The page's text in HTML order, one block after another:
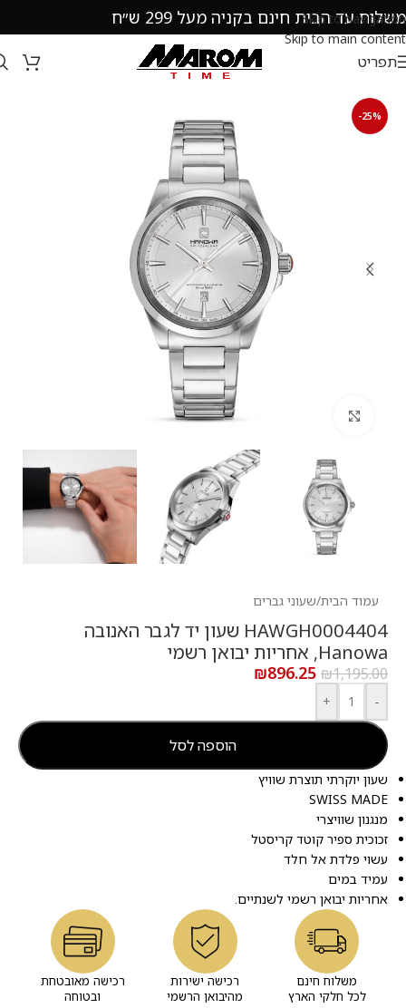
Skip to navigation
Skip to main content
משלוח עד הבית חינם בקניה מעל 299 ש״ח
תפריט
עמוד הבית/שעוני גברים
HAWGH0004404 שעון יד לגבר האנובה
Hanowa, אחריות יבואן רשמי
₪1,195.00
₪896.25
-
+
הוספה לסל
שעון יוקרתי תוצרת שוויץ
SWISS MADE
מנגנון שוויצרי
זכוכית ספיר קוטד קריסטל
עשוי פלדת אל חלד
עמיד במים
אחריות יבואן רשמי לשנתיים.
משלוח חינם
לכל חלקי הארץ
רכישה ישירות
מהיבואן הרשמי
רכישה מאובטחת
ובטוחה
-25%